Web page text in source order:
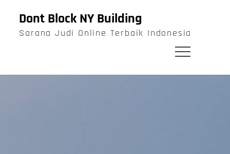
content
Dont Block NY Building
Sarana Judi Online Terbaik Indonesia